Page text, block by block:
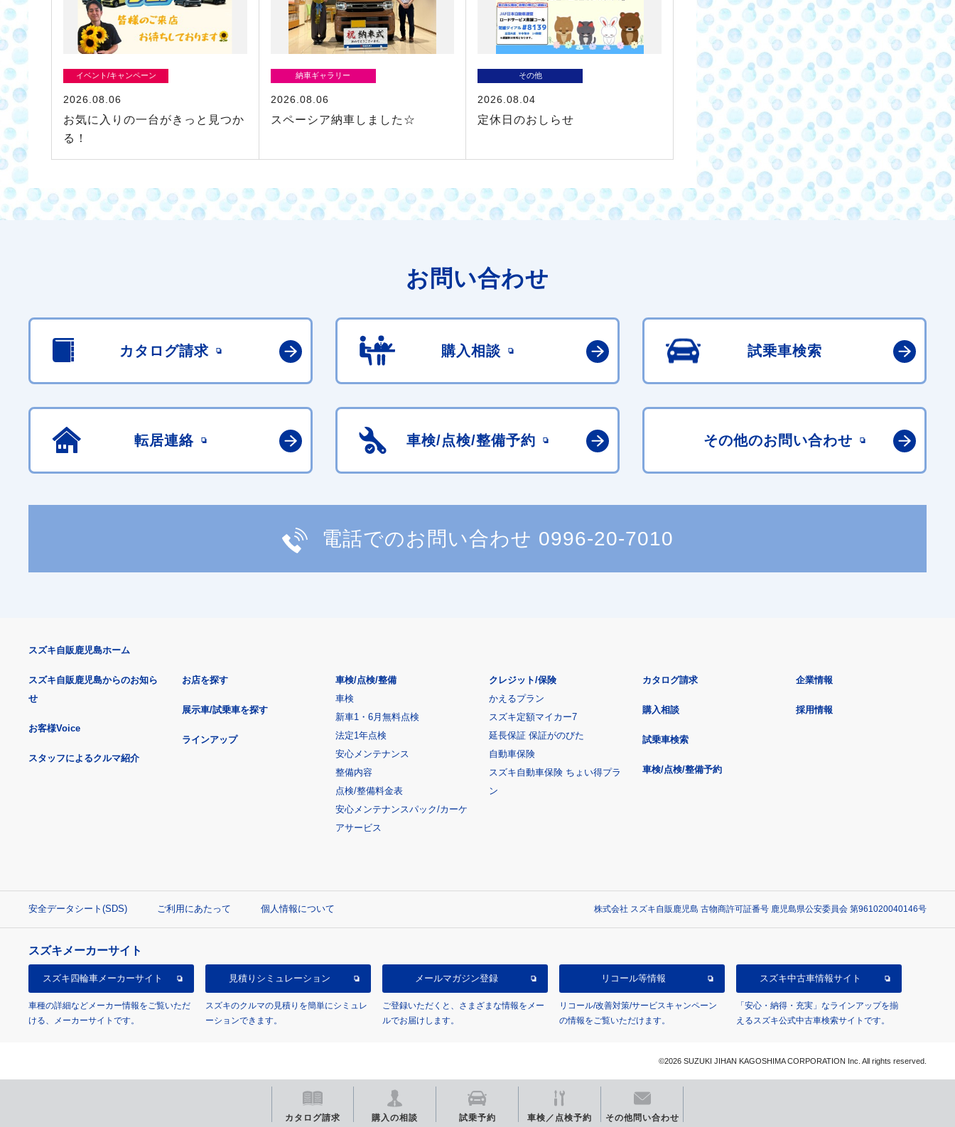
イベント/キャンペーン
2026.08.06
お気に入りの一台がきっと見つか
る！
納車ギャラリー
2026.08.06
スペーシア納車しました☆
その他
2026.08.04
定休日のおしらせ
お問い合わせ
カタログ請求 購入相談 試乗車検索
転居連絡 車検/点検/整備予約 その他のお問い合わせ
電話でのお問い合わせ 0996-20-7010
カタログ請求 購入の相談 試乗予約 車検／点検予約 その他問い合わせ
スズキ自販鹿児島ホーム
スズキ自販鹿児島からのお知ら
せ
お客様Voice
スタッフによるクルマ紹介
お店を探す
展示車/試乗車を探す
ラインアップ
車検/点検/整備
車検
新車1・6月無料点検
法定1年点検
安心メンテナンス
整備内容
点検/整備料金表
安心メンテナンスパック/カーケ
アサービス
クレジット/保険
かえるプラン
スズキ定額マイカー7
延長保証 保証がのびた
自動車保険
スズキ自動車保険 ちょい得プラ
ン
カタログ請求
購入相談
試乗車検索
車検/点検/整備予約
企業情報
採用情報
安全データシート(SDS) ご利用にあたって 個人情報について 株式会社 スズキ自販鹿児島 古物商許可証番号 鹿児島県公安委員会 第961020040146号
スズキメーカーサイト
スズキ四輪車メーカーサイト
車種の詳細などメーカー情報をご覧いただ
ける、メーカーサイトです。
見積り シミュレーション
スズキのクルマの見積りを簡単にシミュレ
ーションできます。
メールマガジン登録
ご登録いただくと、さまざまな情報をメー
ルでお届けします。
リコール等情報
リコール/改善対策/サービスキャンペーン
の情報をご覧いただけます。
スズキ中古車情報サイト
「安心・納得・充実」なラインアップを揃
えるスズキ公式中古車検索サイトです。
©2026 SUZUKI JIHAN KAGOSHIMA CORPORATION Inc. All rights reserved.